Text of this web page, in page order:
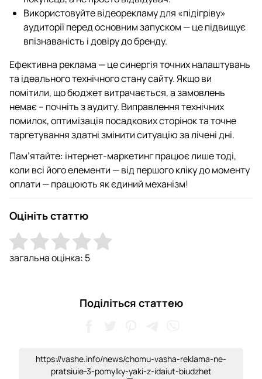
Використовуйте відеорекламу для «підігріву»
аудиторії перед основним запуском — це підвищує
впізнаваність і довіру до бренду.
Ефективна реклама — це синергія точних налаштувань
та ідеального технічного стану сайту. Якщо ви
помітили, що бюджет витрачається, а замовлень
немає – почніть з аудиту. Виправлення технічних
помилок, оптимізація посадкових сторінок та точне
таргетування здатні змінити ситуацію за лічені дні.
Пам’ятайте: інтернет-маркетинг працює лише тоді,
коли всі його елементи — від першого кліку до моменту
оплати — працюють як єдиний механізм!
Оцініть статтю
загальна оцінка: 5
Поділіться статтею
https://vashe.info/news/chomu-vasha-reklama-ne-
pratsiuie-3-pomylky-yaki-z-idaiut-biudzhet